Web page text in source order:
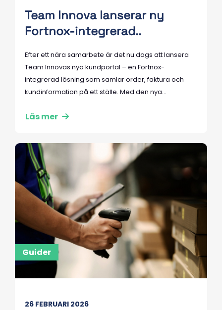
Team Innova lanserar ny
Fortnox-integrerad..
Efter ett nära samarbete är det nu dags att lansera
Team Innovas nya kundportal – en Fortnox-
integrerad lösning som samlar order, faktura och
kundinformation på ett ställe. Med den nya...
Läs mer
Guider
26 FEBRUARI 2026